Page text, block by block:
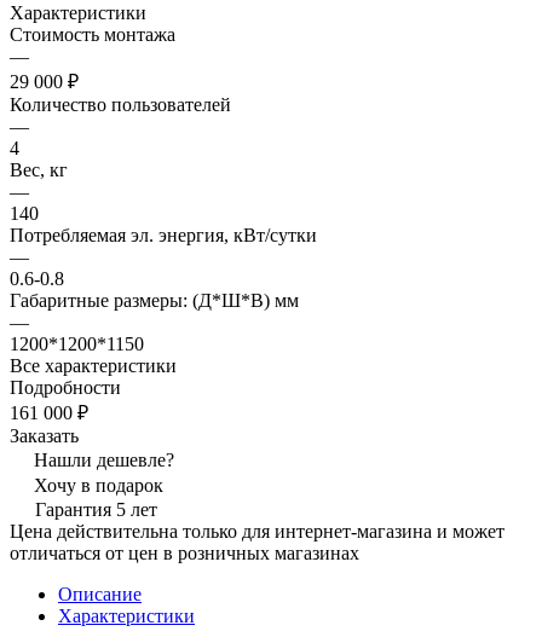
Характеристики
Стоимость монтажа
—
29 000 ₽
Количество пользователей
—
4
Вес, кг
—
140
Потребляемая эл. энергия, кВт/сутки
—
0.6-0.8
Габаритные размеры: (Д*Ш*В) мм
—
1200*1200*1150
Все характеристики
Подробности
161 000 ₽
Заказать
Нашли дешевле?
Хочу в подарок
Гарантия 5 лет
Цена действительна только для интернет-магазина и может
отличаться от цен в розничных магазинах
Описание
Характеристики